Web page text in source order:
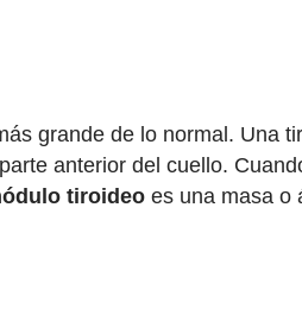
grande de lo normal. Una
anterior del cuello.
tiroideo es una masa o